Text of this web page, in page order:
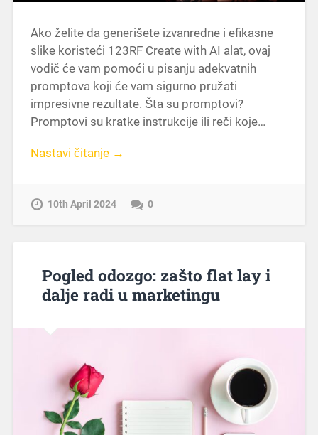
Ako želite da generišete izvanredne i efikasne
slike koristeći 123RF Create with AI alat, ovaj
vodič će vam pomoći u pisanju adekvatnih
promptova koji će vam sigurno pružati
impresivne rezultate. Šta su promptovi?
Promptovi su kratke instrukcije ili reči koje…
Nastavi čitanje →
10th April 2024 0
Pogled odozgo: zašto flat lay i
dalje radi u marketingu